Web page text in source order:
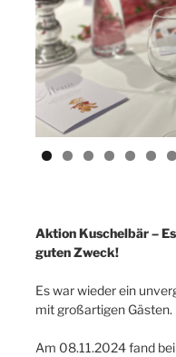
ous
Aktion Kuschelbär –
guten Zweck!
Es war wieder ein
mit großartigen Gästen.
Am 08.11.2024 fand